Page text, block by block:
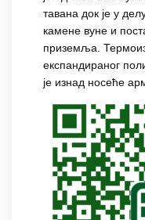
тавана док је у
камене вуне и
приземља.
експандираног
је изнад носеће